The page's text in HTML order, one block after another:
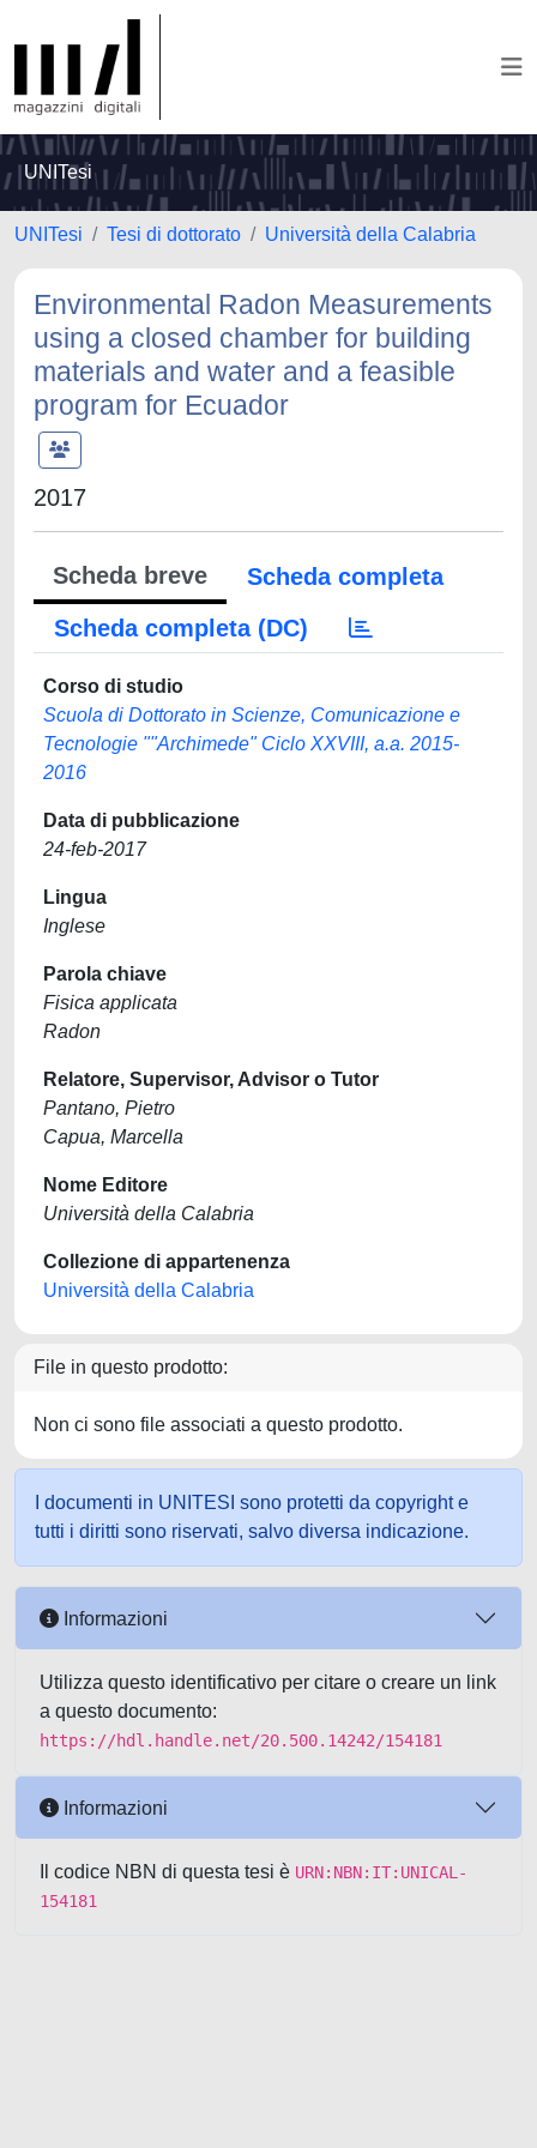
UNITesi
UNITesi Tesi di dottorato Università della Calabria
Environmental Radon Measurements
using a closed chamber for building
materials and water and a feasible
program for Ecuador
2017
Scheda breve
Scheda completa
Scheda completa (DC)
Corso di studio
Scuola di Dottorato in Scienze, Comunicazione e
Tecnologie ""Archimede" Ciclo XXVIII, a.a. 2015-
2016
Data di pubblicazione
24-feb-2017
Lingua
Inglese
Parola chiave
Fisica applicata
Radon
Relatore, Supervisor, Advisor o Tutor
Pantano, Pietro
Capua, Marcella
Nome Editore
Università della Calabria
Collezione di appartenenza
Università della Calabria
File in questo prodotto:
Non ci sono file associati a questo prodotto.
I documenti in UNITESI sono protetti da copyright e
tutti i diritti sono riservati, salvo diversa indicazione.
Informazioni
Utilizza questo identificativo per citare o creare un link
a questo documento:
https://hdl.handle.net/20.500.14242/154181
Informazioni
Il codice NBN di questa tesi è URN:NBN:IT:UNICAL-
154181